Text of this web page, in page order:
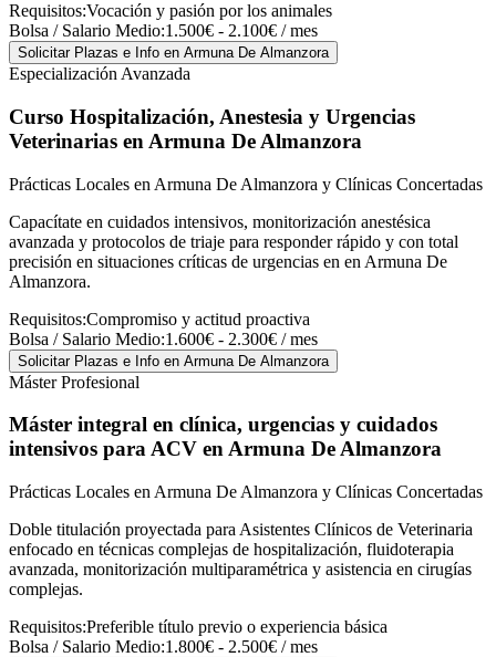
Requisitos:Vocación y pasión por los animales
Bolsa / Salario Medio:1.500€ - 2.100€ / mes
Solicitar Plazas e Info en Armuna De Almanzora
Especialización Avanzada
Curso Hospitalización, Anestesia y Urgencias
Veterinarias en Armuna De Almanzora
Prácticas Locales en Armuna De Almanzora y Clínicas Concertadas
Capacítate en cuidados intensivos, monitorización anestésica
avanzada y protocolos de triaje para responder rápido y con total
precisión en situaciones críticas de urgencias en en Armuna De
Almanzora.
Requisitos:Compromiso y actitud proactiva
Bolsa / Salario Medio:1.600€ - 2.300€ / mes
Solicitar Plazas e Info en Armuna De Almanzora
Máster Profesional
Máster integral en clínica, urgencias y cuidados
intensivos para ACV en Armuna De Almanzora
Prácticas Locales en Armuna De Almanzora y Clínicas Concertadas
Doble titulación proyectada para Asistentes Clínicos de Veterinaria
enfocado en técnicas complejas de hospitalización, fluidoterapia
avanzada, monitorización multiparamétrica y asistencia en cirugías
complejas.
Requisitos:Preferible título previo o experiencia básica
Bolsa / Salario Medio:1.800€ - 2.500€ / mes